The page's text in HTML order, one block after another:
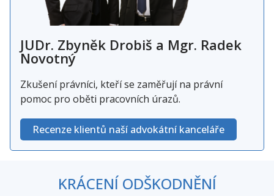
JUDr. Zbyněk Drobiš a Mgr. Radek
Novotný
Zkušení právníci, kteří se zaměřují na právní
pomoc pro oběti pracovních úrazů.
Recenze klientů naší advokátní kanceláře
KRÁCENÍ ODŠKODNĚNÍ